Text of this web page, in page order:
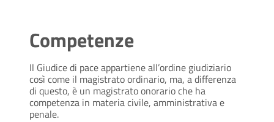
Competenze
Il Giudice di pace appartiene all’ordine giudiziario
così come il magistrato ordinario, ma, a differenza
di questo, è un magistrato onorario che ha
competenza in materia civile, amministrativa e
penale.